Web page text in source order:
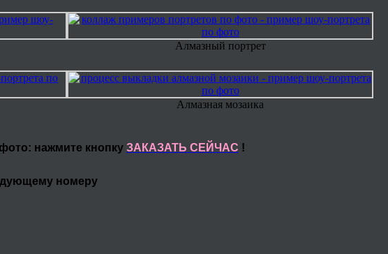
Алмазный портрет
Алмазная мозаика
нажмите кнопку ЗАКАЗАТЬ СЕЙЧАС !
номеру